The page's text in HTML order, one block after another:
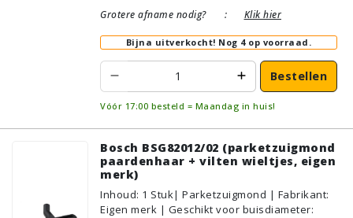
Grotere afname nodig?
: Klik hier
Bijna uitverkocht! Nog 4 op voorraad.
Bestellen
Vóór 17:00 besteld = Maandag in huis!
Bosch BSG82012/02 (parketzuigmond
paardenhaar + vilten wieltjes, eigen
merk)
Inhoud: 1 Stuk| Parketzuigmond | Fabrikant:
Eigen merk | Geschikt voor buisdiameter: